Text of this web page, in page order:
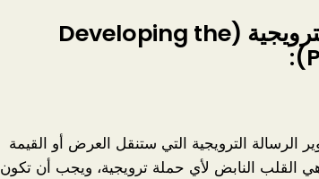
مرحلة تطوير الرسالة الترويجية (Developing the
الرسالة الترويجية التي ستنقل العرض أو القيمة
هي القلب النابض لأي حملة ترويجية، ويجب أن تكون